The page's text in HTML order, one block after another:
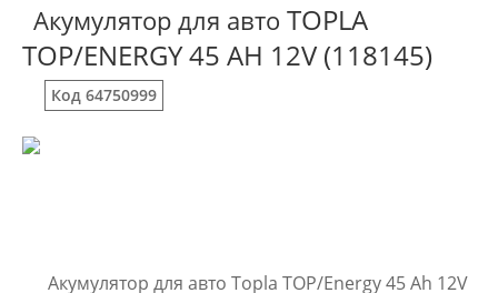
Акумулятор для авто TOPLA
TOP/ENERGY 45 AH 12V (118145)
Код 64750999